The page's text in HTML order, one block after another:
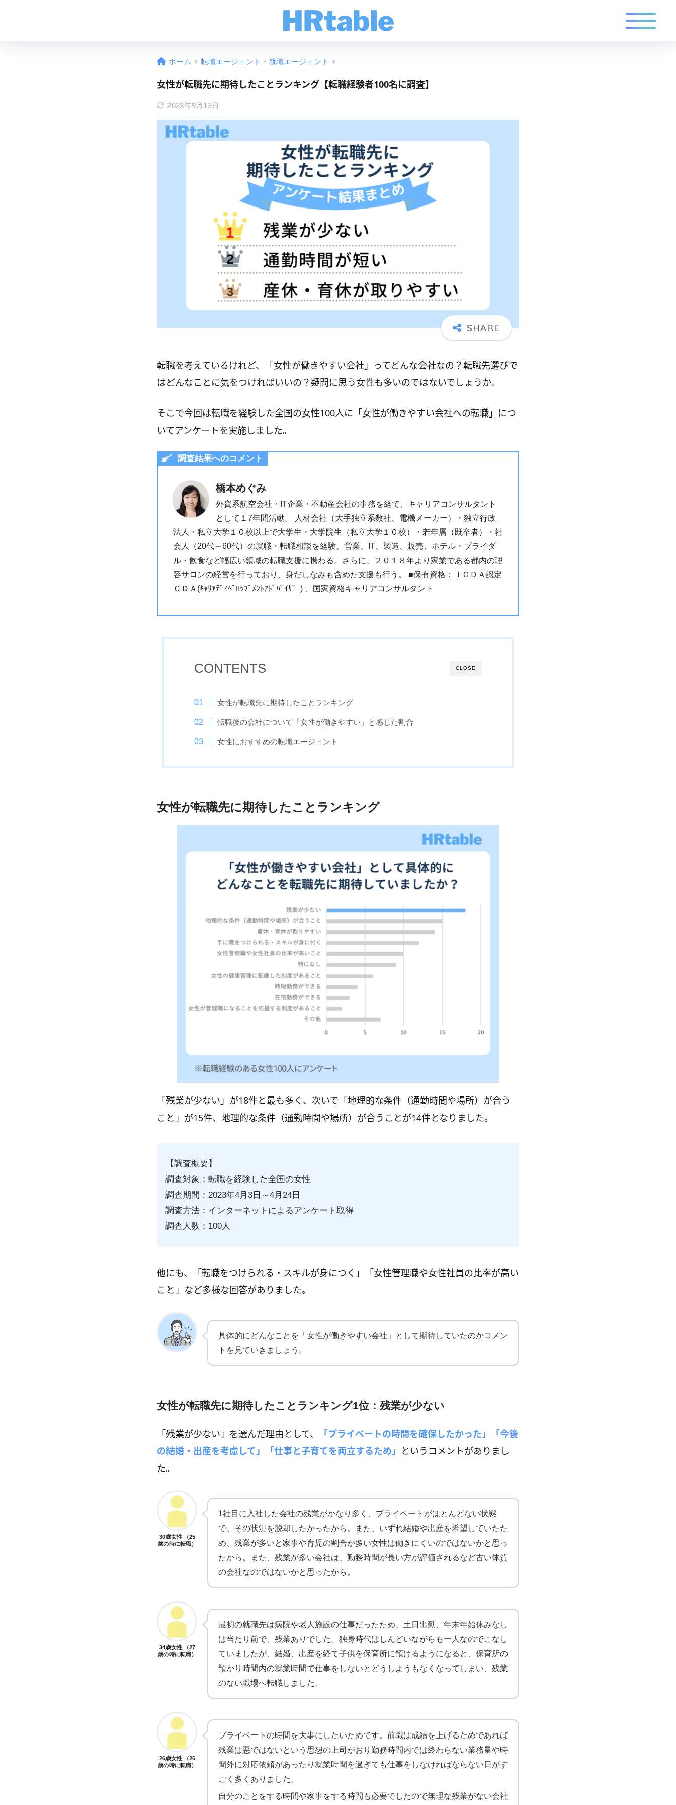
ホーム 転職エージェント・就職エージェント
女性が転職先に期待したことランキング【転職経験者100名に調査】
2023年9月13日
転職を考えているけれど、「女性が働きやすい会社」ってどんな会社なの？転職先選びで
はどんなことに気をつければいいの？疑問に思う女性も多いのではないでしょうか。
そこで今回は転職を経験した全国の女性100人に「女性が働きやすい会社への転職」につ
いてアンケートを実施しました。
調査結果へのコメント
橋本めぐみ
外資系航空会社・IT企業・不動産会社の事務を経て、キャリアコンサルタント
として１7年間活動。 人材会社（大手独立系数社、電機メーカー）・独立行政
法人・私立大学１０校以上で大学生・大学院生（私立大学１０校）・若年層（既卒者）・社
会人（20代～60代）の就職・転職相談を経験。営業、IT、製造、販売、ホテル・ブライダ
ル・飲食など幅広い領域の転職支援に携わる。さらに、２０１８年より家業である都内の理
容サロンの経営を行っており、身だしなみも含めた支援も行う。 ■保有資格：ＪＣＤＡ認定
ＣＤＡ(ｷｬﾘｱﾃﾞｨﾍﾞﾛｯﾌﾟﾒﾝﾄｱﾄﾞﾊﾞｲｻﾞｰ) 、国家資格キャリアコンサルタント
CLOSE
CONTENTS
女性が転職先に期待したことランキング
転職後の会社について「女性が働きやすい」と感じた割合
女性におすすめの転職エージェント
女性が転職先に期待したことランキング
「残業が少ない」が18件と最も多く、次いで「地理的な条件（通勤時間や場所）が合う
こと」が15件、地理的な条件（通勤時間や場所）が合うことが14件となりました。
【調査概要】
調査対象：転職を経験した全国の女性
調査期間：2023年4月3日～4月24日
調査方法：インターネットによるアンケート取得
調査人数：100人
他にも、「転職をつけられる・スキルが身につく」「女性管理職や女性社員の比率が高い
こと」など多様な回答がありました。
具体的にどんなことを「女性が働きやすい会社」として期待していたのかコメン
トを見ていきましょう。
女性が転職先に期待したことランキング1位：残業が少ない
「残業が少ない」を選んだ理由として、
「プライベートの時間を確保したかった」「今後
の結婚・出産を考慮して」「仕事と子育てを両立するため」 というコメントがありまし
た。
30歳女性 （25
歳の時に転職）
1社目に入社した会社の残業がかなり多く、プライベートがほとんどない状態
で、その状況を脱却したかったから。また、いずれ結婚や出産を希望していたた
め、残業が多いと家事や育児の割合が多い女性は働きにくいのではないかと思っ
たから。また、残業が多い会社は、勤務時間が長い方が評価されるなど古い体質
の会社なのではないかと思ったから。
34歳女性 （27
歳の時に転職）
最初の就職先は病院や老人施設の仕事だったため、土日出勤、年末年始休みなし
は当たり前で、残業ありでした。独身時代はしんどいながらも一人なのでこなし
ていましたが、結婚、出産を経て子供を保育所に預けるようになると、保育所の
預かり時間内の就業時間で仕事をしないとどうしようもなくなってしまい、残業
のない職場へ転職しました。
26歳女性 （26
歳の時に転職）
プライベートの時間を大事にしたいためです。前職は成績を上げるためであれば
残業は悪ではないという思想の上司がおり勤務時間内では終わらない業務量や時
間外に対応依頼があったり就業時間を過ぎても仕事をしなければならない日がす
ごく多くありました。
自分のことをする時間や家事をする時間も必要でしたので無理な残業がない会社